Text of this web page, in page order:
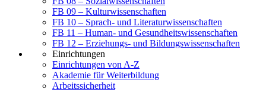
FB 09 – Kulturwissenschaften
FB 10 – Sprach- und Literaturwissenschaften
FB 11 – Human- und Gesundheitswissenschaften
FB 12 – Erziehungs- und Bildungswissenschaften
Einrichtungen
Einrichtungen von A-Z
Akademie für Weiterbildung
Arbeitssicherheit